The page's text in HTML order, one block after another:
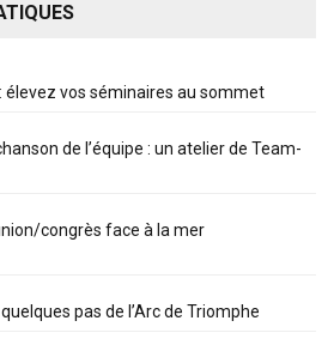
élevez vos séminaires au sommet
de l’équipe : un atelier de Team-
congrès face à la mer
pas de l’Arc de Triomphe